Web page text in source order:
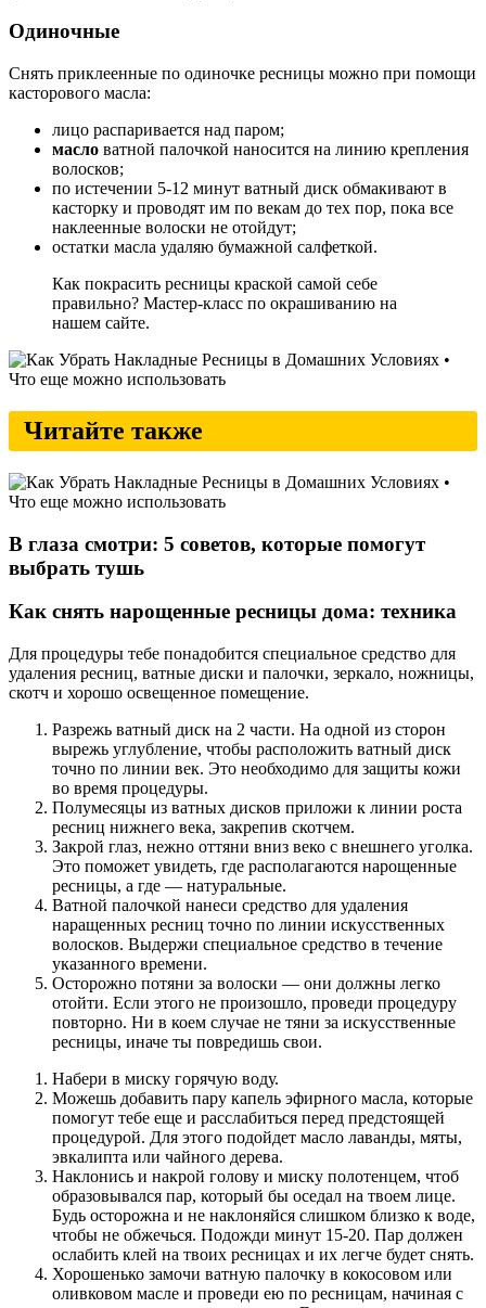
Одиночные
Снять приклеенные по одиночке ресницы можно при помощи
касторового масла:
лицо распаривается над паром;
масло ватной палочкой наносится на линию крепления
волосков;
по истечении 5-12 минут ватный диск обмакивают в
касторку и проводят им по векам до тех пор, пока все
наклеенные волоски не отойдут;
остатки масла удаляю бумажной салфеткой.
Как покрасить ресницы краской самой себе
правильно? Мастер-класс по окрашиванию на
нашем сайте.
Читайте также
В глаза смотри: 5 советов, которые помогут
выбрать тушь
Как снять нарощенные ресницы дома: техника
Для процедуры тебе понадобится специальное средство для
удаления ресниц, ватные диски и палочки, зеркало, ножницы,
скотч и хорошо освещенное помещение.
Разрежь ватный диск на 2 части. На одной из сторон
вырежь углубление, чтобы расположить ватный диск
точно по линии век. Это необходимо для защиты кожи
во время процедуры.
Полумесяцы из ватных дисков приложи к линии роста
ресниц нижнего века, закрепив скотчем.
Закрой глаз, нежно оттяни вниз веко с внешнего уголка.
Это поможет увидеть, где располагаются нарощенные
ресницы, а где — натуральные.
Ватной палочкой нанеси средство для удаления
наращенных ресниц точно по линии искусственных
волосков. Выдержи специальное средство в течение
указанного времени.
Осторожно потяни за волоски — они должны легко
отойти. Если этого не произошло, проведи процедуру
повторно. Ни в коем случае не тяни за искусственные
ресницы, иначе ты повредишь свои.
Набери в миску горячую воду.
Можешь добавить пару капель эфирного масла, которые
помогут тебе еще и расслабиться перед предстоящей
процедурой. Для этого подойдет масло лаванды, мяты,
эвкалипта или чайного дерева.
Наклонись и накрой голову и миску полотенцем, чтоб
образовывался пар, который бы оседал на твоем лице.
Будь осторожна и не наклоняйся слишком близко к воде,
чтобы не обжечься. Подожди минут 15-20. Пар должен
ослабить клей на твоих ресницах и их легче будет снять.
Хорошенько замочи ватную палочку в кокосовом или
оливковом масле и проведи ею по ресницам, начиная с